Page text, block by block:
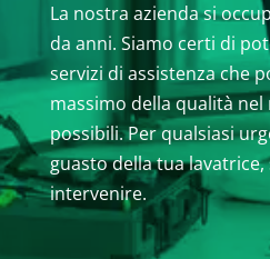
La nostra azienda si
da anni. Siamo certi di
servizi di assistenza che
massimo della qualità
possibili. Per qualsiasi
guasto della tua
intervenire.